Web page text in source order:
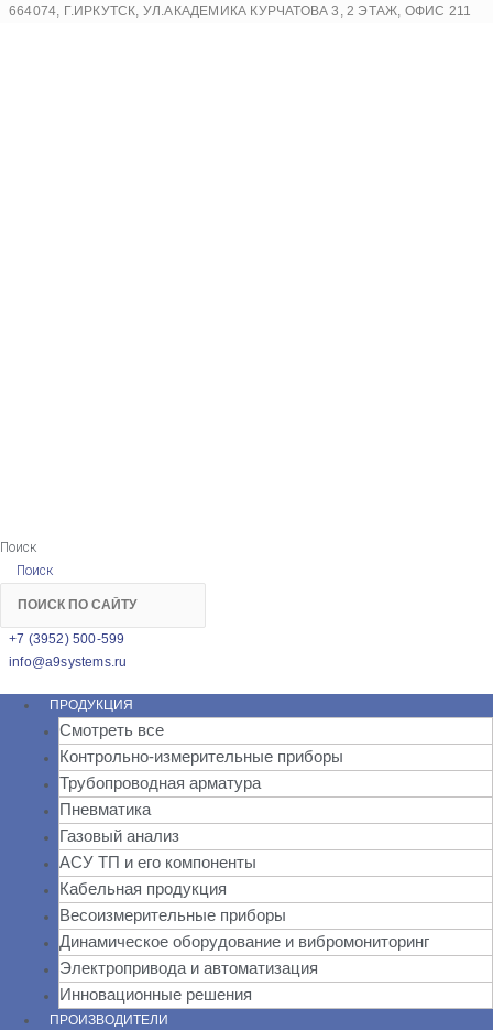
Перейти
664074, Г.ИРКУТСК, УЛ.АКАДЕМИКА КУРЧАТОВА 3, 2 ЭТАЖ, ОФИС 211
Поиск
Поиск
+7 (3952) 500-599
info@a9systems.ru
ПРОДУКЦИЯ
Смотреть все
Контрольно-измерительные приборы
Трубопроводная арматура
Пневматика
Газовый анализ
АСУ ТП и его компоненты
Кабельная продукция
Весоизмерительные приборы
Динамическое оборудование и вибромониторинг
Электропривода и автоматизация
Инновационные решения
ПРОИЗВОДИТЕЛИ